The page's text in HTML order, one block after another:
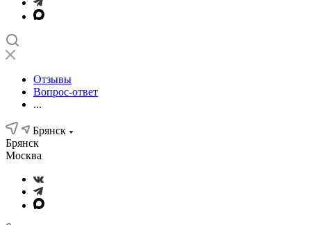
Отзывы
Вопрос-ответ
...
Брянск
Брянск
Москва